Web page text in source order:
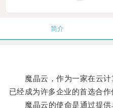
简介
魔晶云，作为一家在云计
已经成为许多企业的首选合作
魔晶云的使命是通过提供